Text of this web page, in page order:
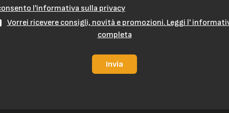
l'informativa sulla privacy
Vorrei ricevere consigli, novità e promozioni. Leggi l'
completa
Invia